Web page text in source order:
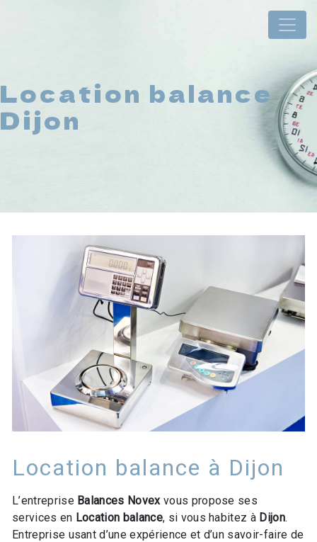
Location balance
Dijon
Location balance à Dijon
L’entreprise Balances Novexvous propose ses
services en Location balance, si vous habitez à Dijon.
Entreprise usant d’une expérience et d’un savoir-faire de